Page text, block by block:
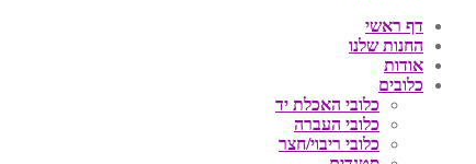
דף ראשי
החנות שלנו
אודות
כלובים
כלובי האכלת יד
כלובי העברה
כלובי ריבוי/חצר